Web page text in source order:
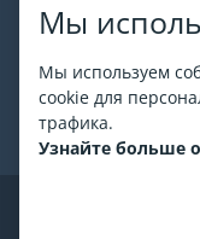
Мы
Мы используем
cookie для
трафика.
Узнайте больше
О
На ESPORT.in.ua
городов Украины.
работаем